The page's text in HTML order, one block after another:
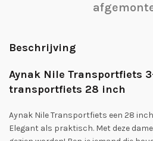
Beschrijving
Aynak Nile Transportfiets
transportfiets 28 inch
Aynak Nile Transportfiets een 28
Elegant als praktisch. Met deze